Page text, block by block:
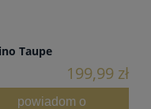
Taupe
199,99 zł
powiadom o